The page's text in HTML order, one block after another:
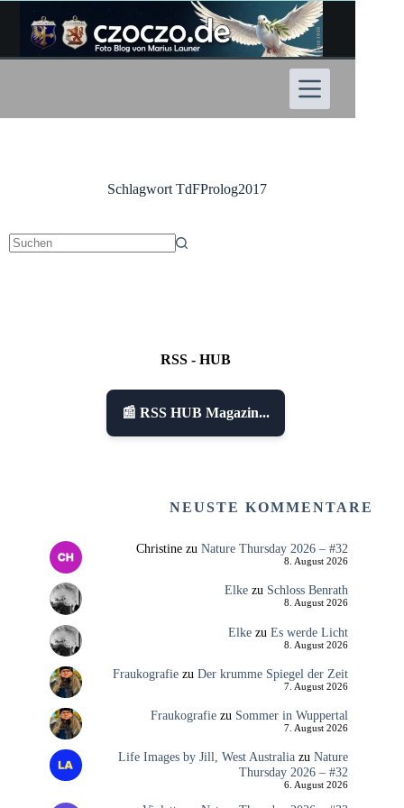
Inhalt
springen
SchlagwortTdFProlog2017
RSS - HUB
📰 RSS HUB Magazin...
NEUSTE KOMMENTARE
Christinezu Nature Thursday 2026 – #32
8. August 2026
Elkezu Schloss Benrath
8. August 2026
Elkezu Es werde Licht
8. August 2026
Fraukografiezu Der krumme Spiegel der Zeit
7. August 2026
Fraukografiezu Sommer in Wuppertal
7. August 2026
Life Images by Jill, West Australiazu Nature
Thursday 2026 – #32
6. August 2026